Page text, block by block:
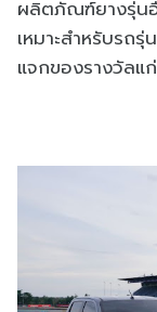
ผลิตภัณฑ์ยางรุ่น
เหมาะสำหรับรถ
แจกของรางวัลแ